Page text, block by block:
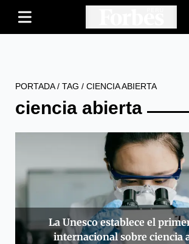
PORTADA/ TAG / CIENCIA ABIERTA
ciencia abierta
La Unesco establece el
internacional sobre ciencia